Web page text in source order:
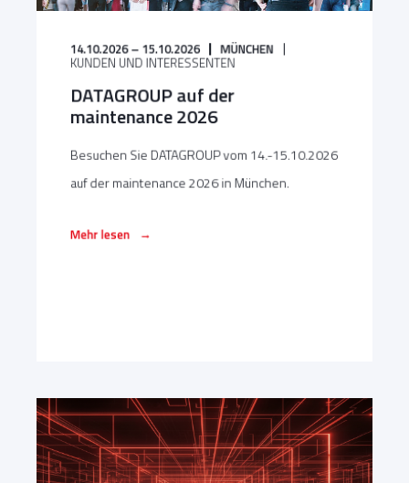
14.10.2026 – 15.10.2026 MÜNCHEN
KUNDEN UND INTERESSENTEN
DATAGROUP auf der
maintenance 2026
Besuchen Sie DATAGROUP vom 14.-15.10.2026
auf der maintenance 2026 in München.
Mehr lesen →